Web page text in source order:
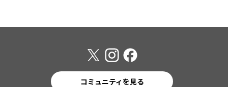
コミュニティを見る